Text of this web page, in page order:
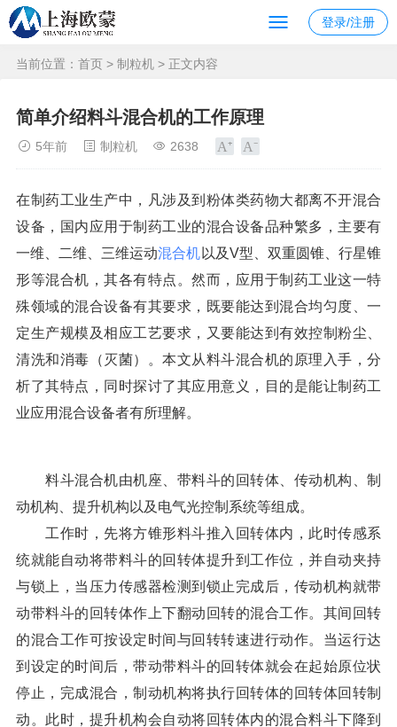
登录/注册
当前位置： 首页 > 制粒机 > 正文内容
简单介绍料斗混合机的工作原理
5年前 制粒机 2638
在制药工业生产中，凡涉及到粉体类药物大都离不开混合
设备，国内应用于制药工业的混合设备品种繁多，主要有
一维、二维、三维运动混合机 以及V型、双重圆锥、行星锥
形等混合机，其各有特点。然而，应用于制药工业这一特
殊领域的混合设备有其要求，既要能达到混合均匀度、一
定生产规模及相应工艺要求，又要能达到有效控制粉尘、
清洗和消毒（灭菌）。本文从料斗混合机的原理入手，分
析了其特点，同时探讨了其应用意义，目的是能让制药工
业应用混合设备者有所理解。
料斗混合机由机座、带料斗的回转体、传动机构、制
动机构、提升机构以及电气光控制系统等组成。
工作时，先将方锥形料斗推入回转体内，此时传感系
统就能自动将带料斗的回转体提升到工作位，并自动夹持
与锁上，当压力传感器检测到锁止完成后，传动机构就带
动带料斗的回转体作上下翻动回转的混合工作。其间回转
的混合工作可按设定时间与回转转速进行动作。当运行达
到设定的时间后，带动带料斗的回转体就会在起始原位状
停止，完成混合，制动机构将执行回转体的回转体回转制
动。此时，提升机构会自动将回转体内的混合料斗下降到